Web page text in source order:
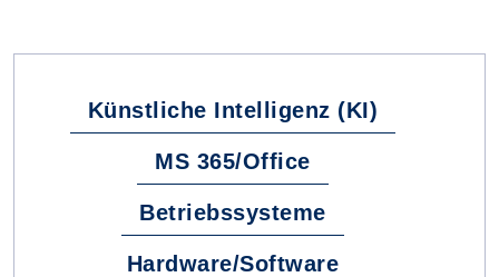
Künstliche Intelligenz (KI)
MS 365/Office
Betriebssysteme
Hardware/Software